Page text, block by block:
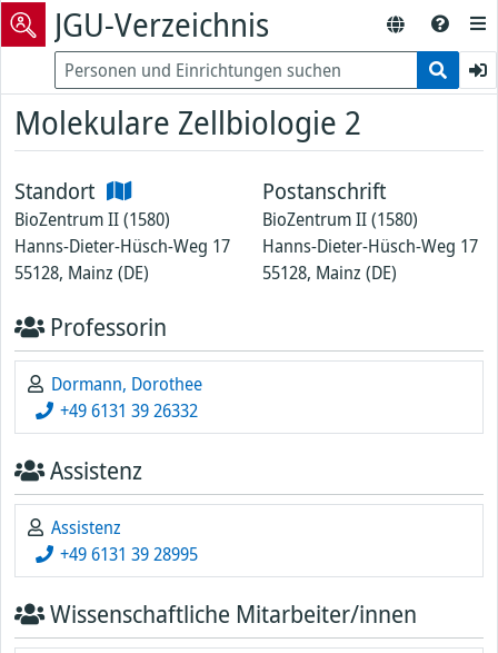
JGU-Verzeichnis
Molekulare Zellbiologie 2
Standort
BioZentrum II (1580)
Hanns-Dieter-Hüsch-Weg 17
55128, Mainz (DE)
Postanschrift
BioZentrum II (1580)
Hanns-Dieter-Hüsch-Weg 17
55128, Mainz (DE)
Professorin
Dormann, Dorothee
+49 6131 39 26332
Assistenz
Assistenz
+49 6131 39 28995
Wissenschaftliche Mitarbeiter/innen